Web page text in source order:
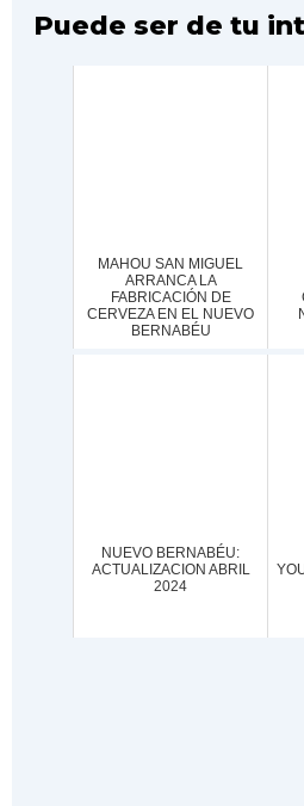
Puede ser de tu
MAHOU SAN MIGUEL
ARRANCA LA
FABRICACIÓN DE
CERVEZA EN EL NUEVO
BERNABÉU
NUEVO BERNABÉU:
ACTUALIZACION ABRIL
2024